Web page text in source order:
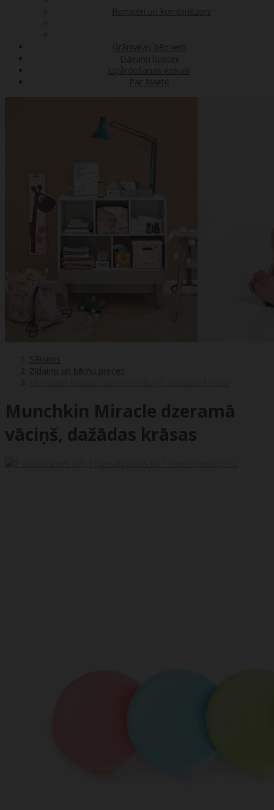
Romperi un kombinezoni
Grāmatas bērniem
Dāvanu kuponi
Izpārdošanas veikals
Par Avietė
Sākums
Zīdaiņu un bērnu preces
Munchkin Miracle dzeramā
vāciņš, dažādas krāsas